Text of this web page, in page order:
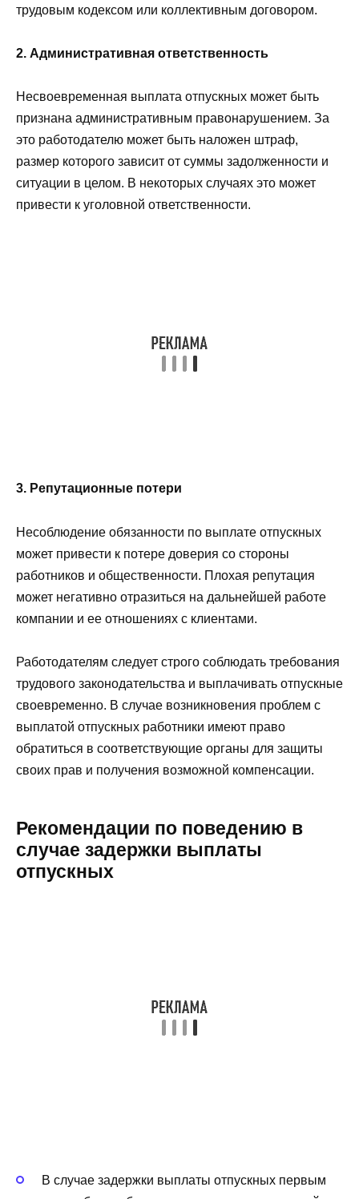
трудовым кодексом или коллективным договором.
2. Административная ответственность
Несвоевременная выплата отпускных может быть
признана административным правонарушением. За
это работодателю может быть наложен штраф,
размер которого зависит от суммы задолженности и
ситуации в целом. В некоторых случаях это может
привести к уголовной ответственности.
3. Репутационные потери
Несоблюдение обязанности по выплате отпускных
может привести к потере доверия со стороны
работников и общественности. Плохая репутация
может негативно отразиться на дальнейшей работе
компании и ее отношениях с клиентами.
Работодателям следует строго соблюдать требования
трудового законодательства и выплачивать отпускные
своевременно. В случае возникновения проблем с
выплатой отпускных работники имеют право
обратиться в соответствующие органы для защиты
своих прав и получения возможной компенсации.
Рекомендации по поведению в
случае задержки выплаты
отпускных
В случае задержки выплаты отпускных первым